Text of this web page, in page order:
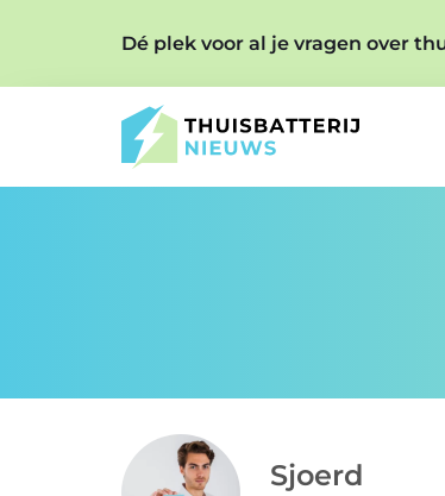
Dé plek voor al je vragen over
Sjoerd